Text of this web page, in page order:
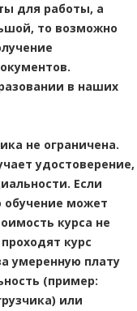
для работы, а
то возможно
в наших
не ограничена.
удостоверение,
Если
обучение может
курса не
курс
умеренную плату
(пример:
или